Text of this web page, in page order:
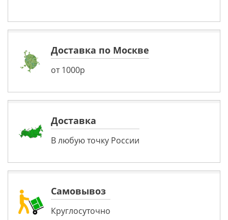
Доставка по Москве
от 1000р
Доставка
В любую точку России
Самовывоз
Круглосуточно